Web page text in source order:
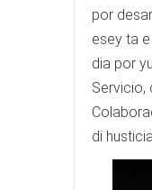
por
esey ta
dia por
Servicio,
di